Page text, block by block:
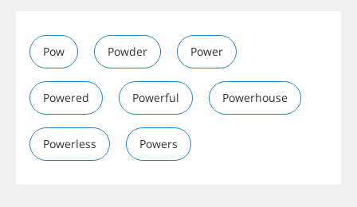
Pow Powder Power
Powered Powerful Powerhouse
Powerless Powers